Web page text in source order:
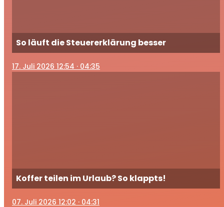
So läuft die Steuererklärung besser
17. Juli 2026 12:54 · 04:35
Koffer teilen im Urlaub? So klappts!
07. Juli 2026 12:02 · 04:31